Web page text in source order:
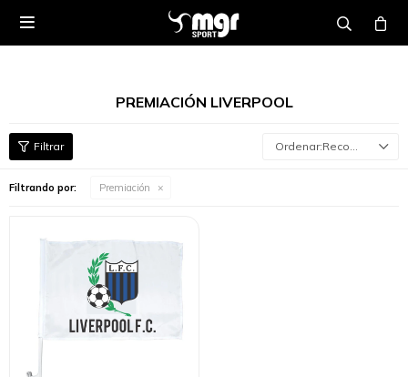

PREMIACIÓN LIVERPOOL
Recomendados
Filtrando por: Premiación